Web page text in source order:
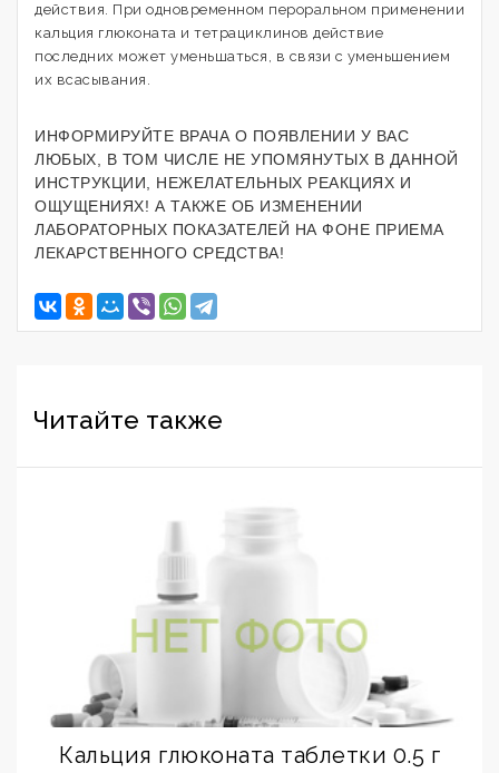
действия. При одновременном пероральном применении
кальция глюконата и тетрациклинов действие
последних может уменьшаться, в связи с уменьшением
их всасывания.
ИНФОРМИРУЙТЕ ВРАЧА О ПОЯВЛЕНИИ У ВАС
ЛЮБЫХ, В ТОМ ЧИСЛЕ НЕ УПОМЯНУТЫХ В ДАННОЙ
ИНСТРУКЦИИ, НЕЖЕЛАТЕЛЬНЫХ РЕАКЦИЯХ И
ОЩУЩЕНИЯХ! А ТАКЖЕ ОБ ИЗМЕНЕНИИ
ЛАБОРАТОРНЫХ ПОКАЗАТЕЛЕЙ НА ФОНЕ ПРИЕМА
ЛЕКАРСТВЕННОГО СРЕДСТВА!
Читайте также
Кальция глюконата таблетки 0.5 г